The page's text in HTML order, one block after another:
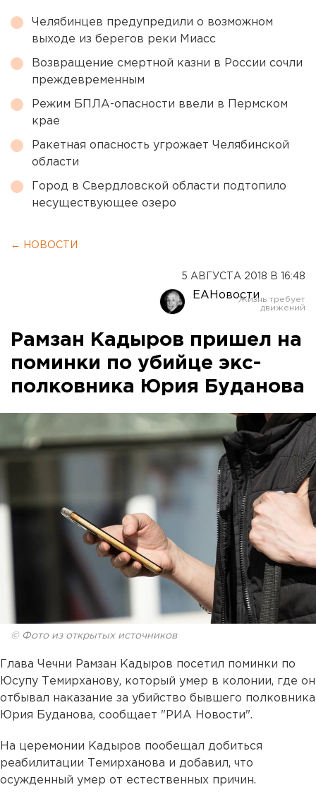
Челябинцев предупредили о возможном
выходе из берегов реки Миасс
Возвращение смертной казни в России сочли
преждевременным
Режим БПЛА-опасности ввели в Пермском
крае
Ракетная опасность угрожает Челябинской
области
Город в Свердловской области подтопило
несуществующее озеро
← НОВОСТИ
5 АВГУСТА 2018 В 16:48
ЕАНовости
Рамзан Кадыров пришел на
поминки по убийце экс-
полковника Юрия Буданова
© Фото из открытых источников
Глава Чечни Рамзан Кадыров посетил поминки по
Юсупу Темирханову, который умер в колонии, где он
отбывал наказание за убийство бывшего полковника
Юрия Буданова, сообщает "РИА Новости".
На церемонии Кадыров пообещал добиться
реабилитации Темирханова и добавил, что
осужденный умер от естественных причин.